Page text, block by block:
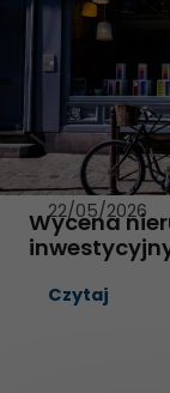
22/05/2026
Wycena
Czytaj